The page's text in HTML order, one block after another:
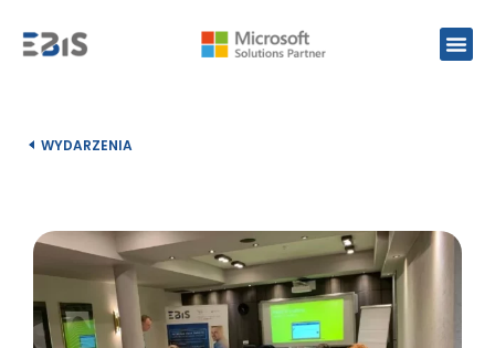
WYDARZENIA